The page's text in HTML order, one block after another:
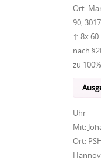
Ort:
90,
↑ 8x
nach
zu
Uhr
Mit:
Ort: